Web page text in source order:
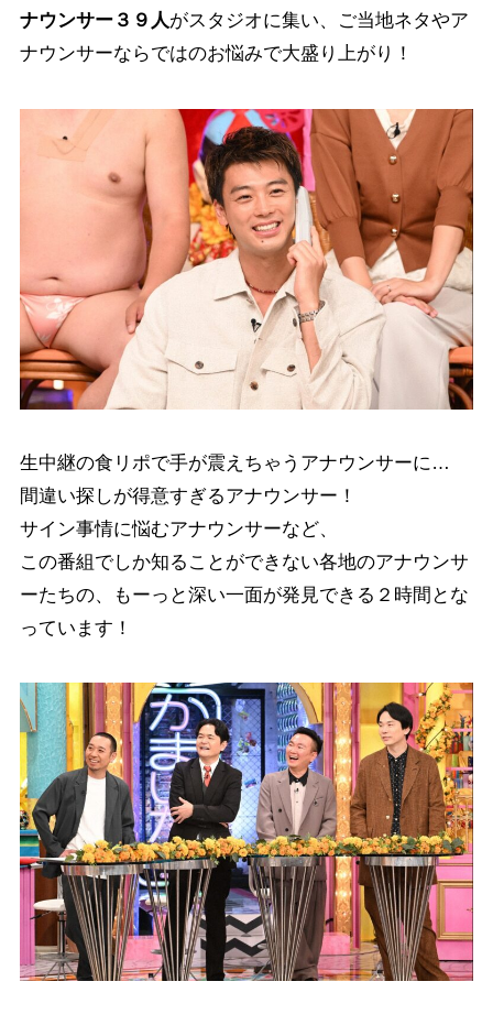
ナウンサー３９人がスタジオに集い、ご当地ネタやア
ナウンサーならではのお悩みで大盛り上がり！
生中継の食リポで手が震えちゃうアナウンサーに…
間違い探しが得意すぎるアナウンサー！
サイン事情に悩むアナウンサーなど、
この番組でしか知ることができない各地のアナウンサ
ーたちの、もーっと深い一面が発見できる２時間とな
っています！